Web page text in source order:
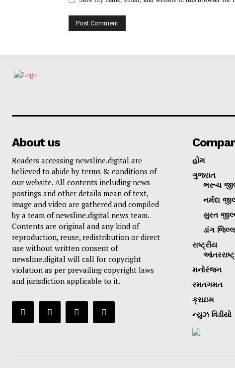
About us
Readers accessing newsline.digital are
believed to abide by terms & conditions of
our website. All contents including news
postings and other details mean of text,
image and video are gathered and compiled
by a team of newsline.digital news team.
Contents are original and any kind of
reproduction, reuse, redistribution or direct
use without written consent of
newsline.digital will call for copyright
violation as per prevailing copyright laws
and jurisdiction applicable to it.
હોમ
ગુજરાત
ભરૂચ
નર્મદા
સુરત
ડાંગ
રાષ્ટ્રીય
મનોરંજન
રમતગમત
ક્રાઇમ
ન્યુઝ વિડીયો